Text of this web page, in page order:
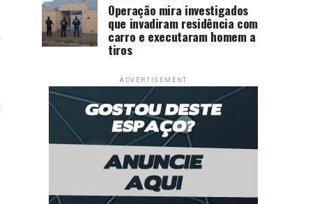
Operação mira investigados
que invadiram residência com
carro e executaram homem a
tiros
ADVERTISEMENT